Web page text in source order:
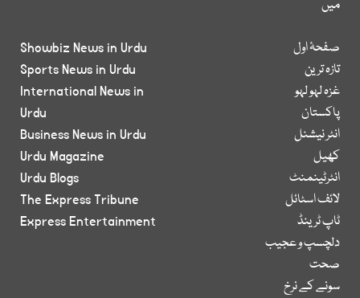
میں
صفحۂ اول
تازہ ترین
غزہ لہو لہو
پاکستان
انٹر نیشنل
کھیل
انٹرٹینمنٹ
لائف اسٹائل
ٹاپ ٹرینڈ
دلچسپ و عجیب
صحت
سونے کے نرخ
Showbiz News in Urdu
Sports News in Urdu
International News in
Urdu
Business News in Urdu
Urdu Magazine
Urdu Blogs
The Express Tribune
Express Entertainment